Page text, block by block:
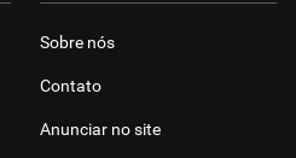
Sobre nós
Contato
Anunciar no site